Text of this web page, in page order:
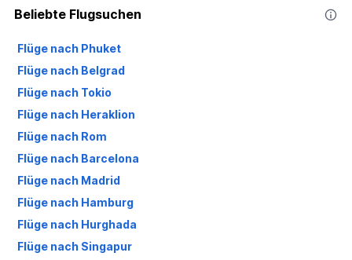
Beliebte Flugsuchen
Flüge nach Phuket
Flüge nach Belgrad
Flüge nach Tokio
Flüge nach Heraklion
Flüge nach Rom
Flüge nach Barcelona
Flüge nach Madrid
Flüge nach Hamburg
Flüge nach Hurghada
Flüge nach Singapur